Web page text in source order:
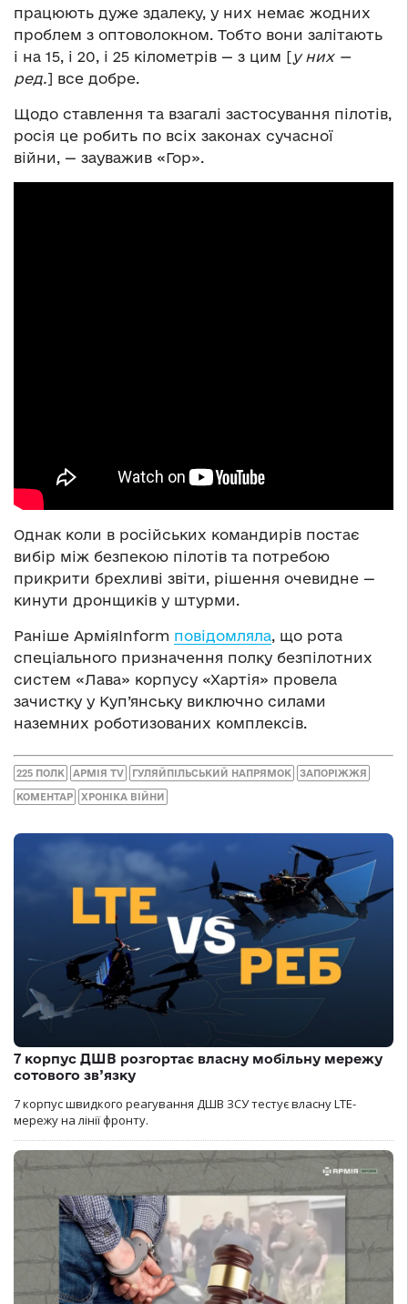
працюють дуже здалеку, у них немає жодних
проблем з оптоволокном. Тобто вони залітають
і на 15, і 20, і 25 кілометрів — з цим [у них —
ред. ] все добре.
Щодо ставлення та взагалі застосування пілотів,
росія це робить по всіх законах сучасної
війни, — зауважив «Гор».
Однак коли в російських командирів постає
вибір між безпекою пілотів та потребою
прикрити брехливі звіти, рішення очевидне —
кинути дронщиків у штурми.
Раніше АрміяInform повідомляла , що рота
спеціального призначення полку безпілотних
систем «Лава» корпусу «Хартія» провела
зачистку у Куп’янську виключно силами
наземних роботизованих комплексів.
225 ПОЛК АРМІЯ TV ГУЛЯЙПІЛЬСЬКИЙ НАПРЯМОК ЗАПОРІЖЖЯ
КОМЕНТАР ХРОНІКА ВІЙНИ
7 корпус ДШВ розгортає власну мобільну мережу
сотового зв’язку
7 корпус швидкого реагування ДШВ ЗСУ тестує власну LTE-
мережу на лінії фронту.